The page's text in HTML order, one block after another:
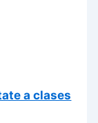
a clases